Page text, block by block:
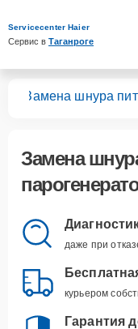
Servicecenter Haier
Сервис в Таганроге
Замена шнура
Замена
даже при
курьером
Гарантия